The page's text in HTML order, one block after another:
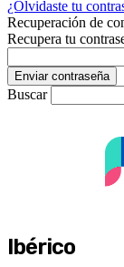
¿Olvidaste tu
Recuperación de
Recupera tu
Buscar
Ibérico